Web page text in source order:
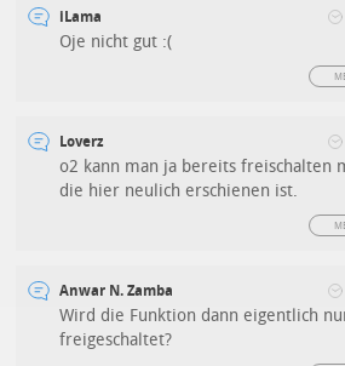
iLama
Oje nicht gut :(
Loverz
o2 kann man ja bereits freischalten
die hier neulich erschienen ist.
Anwar N. Zamba
Wird die Funktion dann eigentlich
freigeschaltet?